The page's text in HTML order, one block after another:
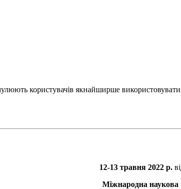
користувачів якнайширше
12-13 травня 2022 р.
Міжнародна наукова